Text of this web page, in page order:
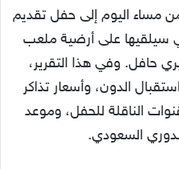
مساء اليوم إلى حفل تقديم
سيلقيها على أرضية ملعب
حافل. وفي هذا التقرير،
الدون، وأسعار تذاكر
الناقلة للحفل، وموعد
السعودي.